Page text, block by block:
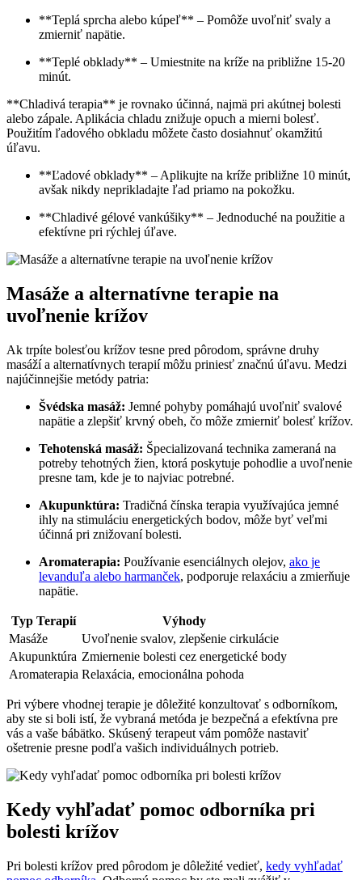
**Teplá sprcha alebo kúpeľ** – Pomôže uvoľniť svaly a
zmierniť napätie.
**Teplé obklady** – Umiestnite na kríže na približne 15-20
minút.
**Chladivá terapia** je rovnako účinná, najmä pri akútnej bolesti
alebo zápale. Aplikácia chladu znižuje opuch a mierni bolesť.
Použitím ľadového obkladu môžete často dosiahnuť okamžitú
úľavu.
**Ľadové obklady** – Aplikujte na kríže približne 10 minút,
avšak nikdy neprikladajte ľad priamo na pokožku.
**Chladivé gélové vankúšiky** – Jednoduché na použitie a
efektívne pri rýchlej úľave.
Masáže a alternatívne terapie na
uvoľnenie krížov
Ak trpíte bolesťou krížov tesne pred pôrodom, správne druhy
masáží a alternatívnych terapií môžu priniesť značnú úľavu. Medzi
najúčinnejšie metódy patria:
Švédska masáž: Jemné pohyby pomáhajú uvoľniť svalové
napätie a zlepšiť krvný obeh, čo môže zmierniť bolesť krížov.
Tehotenská masáž: Špecializovaná technika zameraná na
potreby tehotných žien, ktorá poskytuje pohodlie a uvoľnenie
presne tam, kde je to najviac potrebné.
Akupunktúra: Tradičná čínska terapia využívajúca jemné
ihly na stimuláciu energetických bodov, môže byť veľmi
účinná pri znižovaní bolesti.
Aromaterapia: Používanie esenciálnych olejov, ako je
levanduľa alebo harmanček, podporuje relaxáciu a zmierňuje
napätie.
Typ Terapií
Výhody
Masáže
Uvoľnenie svalov, zlepšenie cirkulácie
Akupunktúra Zmiernenie bolesti cez energetické body
Aromaterapia Relaxácia, emocionálna pohoda
Pri výbere vhodnej terapie je dôležité konzultovať s odborníkom,
aby ste si boli istí, že vybraná metóda je bezpečná a efektívna pre
vás a vaše bábätko. Skúsený terapeut vám pomôže nastaviť
ošetrenie presne podľa vašich individuálnych potrieb.
Kedy vyhľadať pomoc odborníka pri
bolesti krížov
Pri bolesti krížov pred pôrodom je dôležité vedieť, kedy vyhľadať